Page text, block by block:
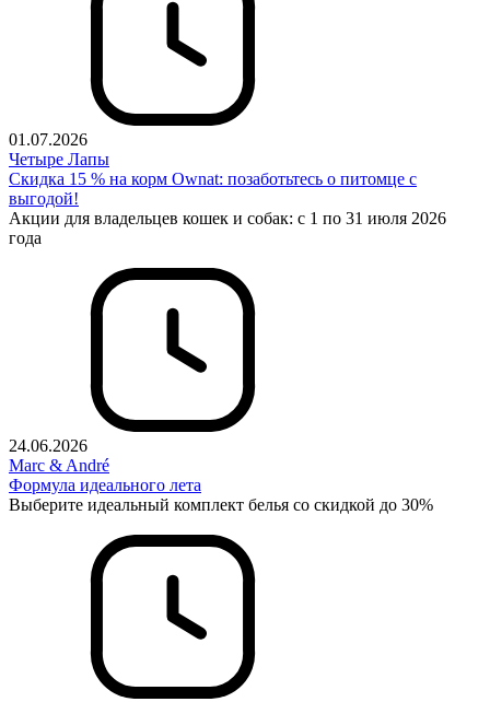
01.07.2026
Четыре Лапы
Cкидка 15 % на корм Ownat: позаботьтесь о питомце с
выгодой!
Акции для владельцев кошек и собак: с 1 по 31 июля 2026
года
24.06.2026
Marc & André
Формула идеального лета
Выберите идеальный комплект белья со скидкой до 30%